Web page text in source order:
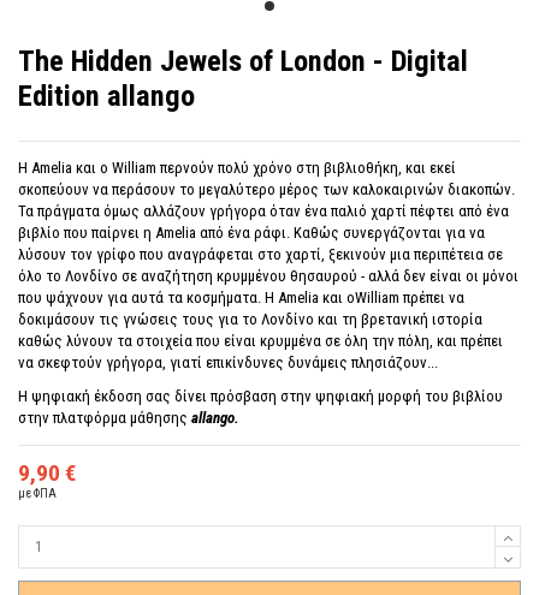
The Hidden Jewels of London - Digital
Edition allango
Η Amelia και ο William περνούν πολύ χρόνο στη βιβλιοθήκη, και εκεί
σκοπεύουν να περάσουν το μεγαλύτερο μέρος των καλοκαιρινών διακοπών.
Τα πράγματα όμως αλλάζουν γρήγορα όταν ένα παλιό χαρτί πέφτει από ένα
βιβλίο που παίρνει η Amelia από ένα ράφι. Καθώς συνεργάζονται για να
λύσουν τον γρίφο που αναγράφεται στο χαρτί, ξεκινούν μια περιπέτεια σε
όλο το Λονδίνο σε αναζήτηση κρυμμένου θησαυρού - αλλά δεν είναι οι μόνοι
που ψάχνουν για αυτά τα κοσμήματα. Η Amelia και οWilliam πρέπει να
δοκιμάσουν τις γνώσεις τους για το Λονδίνο και τη βρετανική ιστορία
καθώς λύνουν τα στοιχεία που είναι κρυμμένα σε όλη την πόλη, και πρέπει
να σκεφτούν γρήγορα, γιατί επικίνδυνες δυνάμεις πλησιάζουν...
Η ψηφιακή έκδοση σας δίνει πρόσβαση στην ψηφιακή μορφή του βιβλίου
στην πλατφόρμα μάθησης allango.
9,90 €
με ΦΠΑ